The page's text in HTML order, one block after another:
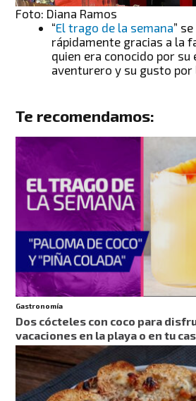
Foto: Diana Ramos
“El trago de la semana”
rápidamente gracias a la
quien era conocido por su
aventurero y su gusto por
Te recomendamos:
Gastronomía
Dos cócteles con coco para
vacaciones en la playa o en tu